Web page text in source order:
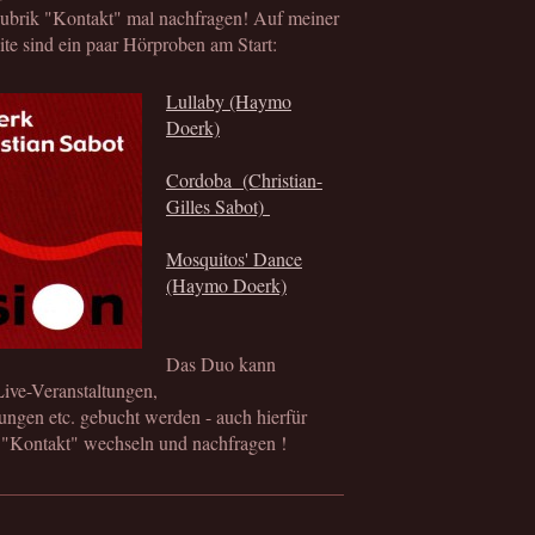
"Kontakt" mal nachfragen! Auf meiner
sind ein paar Hörproben am Start:
Lullaby (Haymo
Doerk)
Cordoba (Christian-
Gilles Sabot)
Mosquitos' Dance
(Haymo Doerk)
Das Duo kann
Veranstaltungen,
etc. gebucht werden - auch hierfür
wechseln und nachfragen !